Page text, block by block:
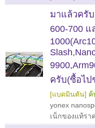
มาแล้วครั
600-700 แ
ครับ(ซื้อไ
[แบดมินตัน] ค้
yonex
เน็กของแท้รา